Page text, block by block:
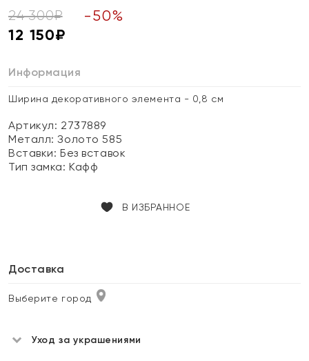
24 300₽ -50%
12 150₽
Информация
Ширина декоративного элемента - 0,8 см
Артикул: 2737889
Металл:Золото 585
Вставки:Без вставок
Тип замка:Кафф
В ИЗБРАННОЕ
Доставка
Выберите город
Уход за украшениями